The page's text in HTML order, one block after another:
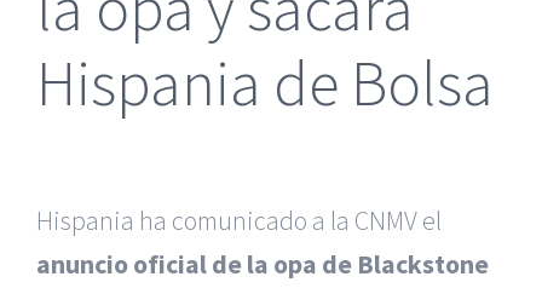
Hispania de Bolsa
Hispania ha comunicado a la CNMV el
anuncio oficial de la opa de Blackstone